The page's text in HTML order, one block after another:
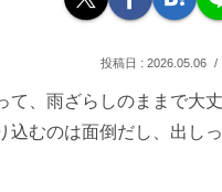
2026.05.06
て、雨ざらしのままで大
込むのは面倒だし、出し